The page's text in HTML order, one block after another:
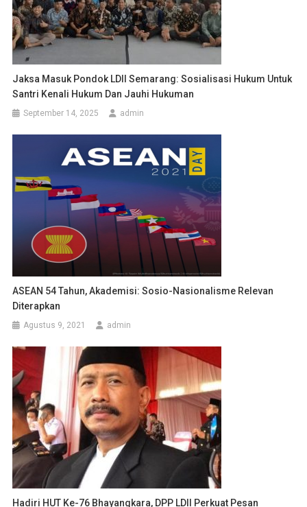
Jaksa Masuk Pondok LDII Semarang: Sosialisasi Hukum Untuk
Santri Kenali Hukum Dan Jauhi Hukuman
September 14, 2025 admin
ASEAN 54 Tahun, Akademisi: Sosio-Nasionalisme Relevan
Diterapkan
Agustus 9, 2021 admin
Hadiri HUT Ke-76 Bhayangkara, DPP LDII Perkuat Pesan